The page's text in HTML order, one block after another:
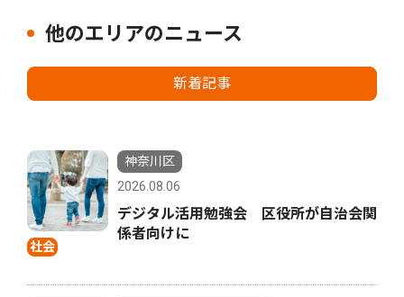
他のエリアのニュース
新着記事
社会
神奈川区
2026.08.06
デジタル活用勉強会 区役所が自治会関
係者向けに